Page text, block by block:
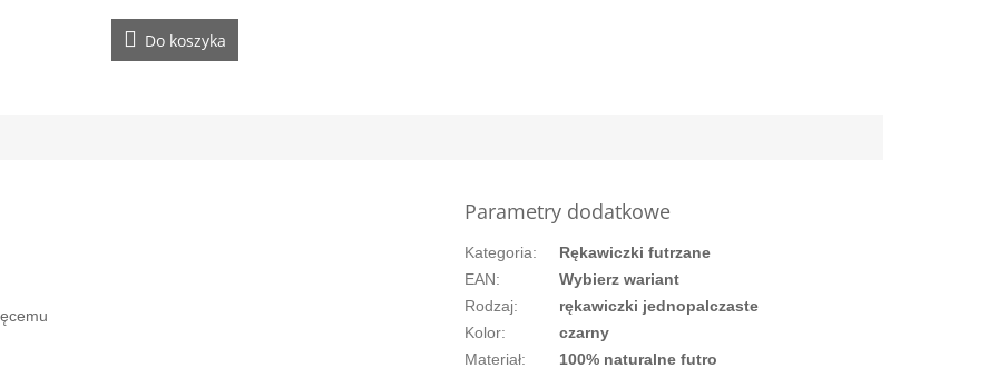
Do koszyka
Parametry dodatkowe
Kategoria:
Rękawiczki futrzane
EAN:
Wybierz wariant
Rodzaj:
rękawiczki jednopalczaste
Kolor:
czarny
Materiał: 100% naturalne futro